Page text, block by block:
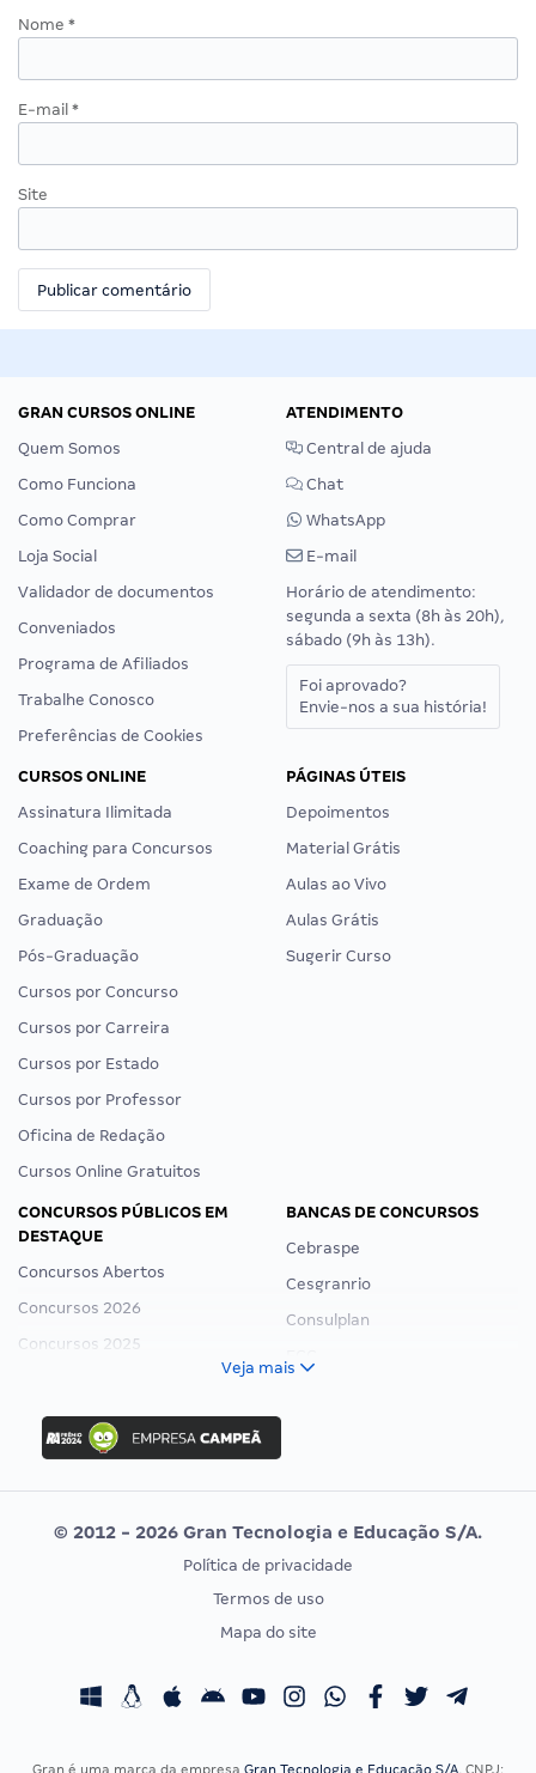
Nome *
E-mail *
Site
GRAN CURSOS ONLINE
Quem Somos
Como Funciona
Como Comprar
Loja Social
Validador de documentos
Conveniados
Programa de Afiliados
Trabalhe Conosco
Preferências de Cookies
ATENDIMENTO
Central de ajuda
Chat
WhatsApp
E-mail
Horário de atendimento:
segunda a sexta (8h às 20h),
sábado (9h às 13h).
Foi aprovado?
Envie-nos a sua história!
CURSOS ONLINE
Assinatura Ilimitada
Coaching para Concursos
Exame de Ordem
Graduação
Pós-Graduação
Cursos por Concurso
Cursos por Carreira
Cursos por Estado
Cursos por Professor
Oficina de Redação
Cursos Online Gratuitos
PÁGINAS ÚTEIS
Depoimentos
Material Grátis
Aulas ao Vivo
Aulas Grátis
Sugerir Curso
CONCURSOS PÚBLICOS EM
DESTAQUE
Concursos Abertos
Concursos 2026
Concursos 2025
Concurso Ibama
Concurso MPU
Editais publicados
BANCAS DE CONCURSOS
Cebraspe
Cesgranrio
Consulplan
Vunesp
CONCURSOS POR PROFISSÃO
Concursos Fiscais
EXAME DE ORDEM
Calendário OAB
Veja mais
© 2012 - 2026 Gran Tecnologia e Educação S/A.
Política de privacidade
Termos de uso
Mapa do site
Gran é uma marca da empresa Gran Tecnologia e Educação S/A, CNPJ: